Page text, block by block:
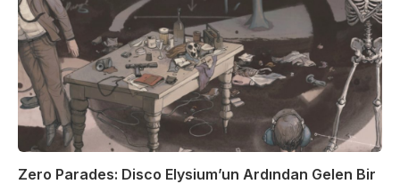
Zero Parades: Disco Elysium’un Ardından Gelen Bir